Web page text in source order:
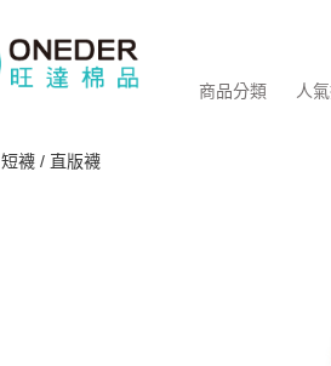
商品分類 人
短襪 / 直版襪